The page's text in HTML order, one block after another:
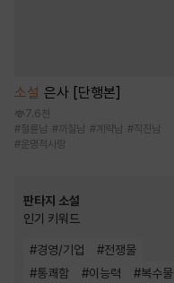
소설 은사 [단행본]
7.6천
#절륜남 #까칠남 # 계략남 #직진남
#운명적사랑
판타지 소설
인기 키워드
#경영/기업 #전쟁물
#통쾌함 #이능력 #복수물